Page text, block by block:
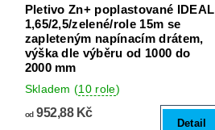
Pletivo Zn+ poplastované IDEAL
1,65/2,5/zelené/role 15m se
zapleteným napínacím drátem,
výška dle výběru od 1000 do
2000 mm
Skladem(10 role)
od952,88 Kč
Detail